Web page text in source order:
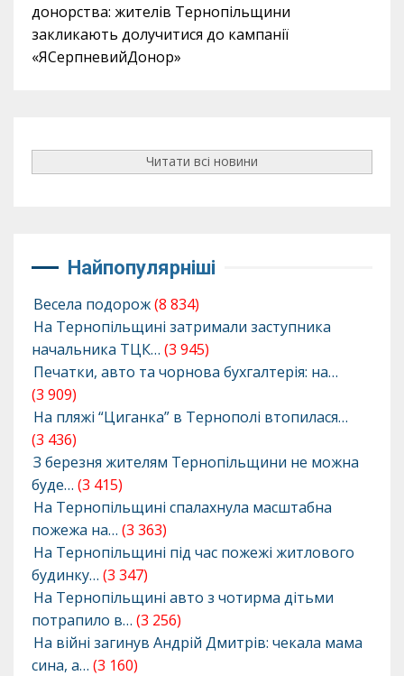
донорства: жителів Тернопільщини
закликають долучитися до кампанії
«ЯСерпневийДонор»
Читати всі новини
Найпопулярніші
Весела подорож(8 834)
На Тернопільщині затримали заступника
начальника ТЦК… (3 945)
Печатки, авто та чорнова бухгалтерія: на…
(3 909)
На пляжі “Циганка” в Тернополі втопилася…
(3 436)
З березня жителям Тернопільщини не можна
буде… (3 415)
На Тернопільщині спалахнула масштабна
пожежа на… (3 363)
На Тернопільщині під час пожежі житлового
будинку… (3 347)
На Тернопільщині авто з чотирма дітьми
потрапило в… (3 256)
На війні загинув Андрій Дмитрів: чекала мама
сина, а… (3 160)